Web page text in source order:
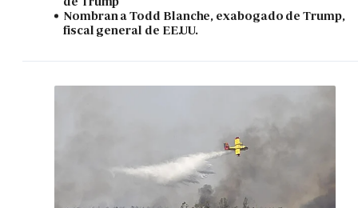
Nombran a Todd Blanche, exabogado de Trump,
fiscal general de EE.UU.